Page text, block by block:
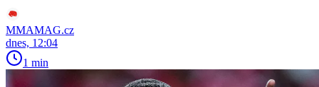
MMAMAG.cz
dnes, 12:04
1 min